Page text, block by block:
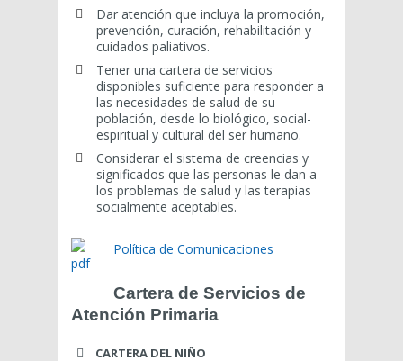
Dar atención que incluya la promoción,
prevención, curación, rehabilitación y
cuidados paliativos.
Tener una cartera de servicios
disponibles suficiente para responder a
las necesidades de salud de su
población, desde lo biológico, social-
espiritual y cultural del ser humano.
Considerar el sistema de creencias y
significados que las personas le dan a
los problemas de salud y las terapias
socialmente aceptables.
Política de Comunicaciones
Cartera de Servicios de
Atención Primaria
CARTERA DEL NIÑO